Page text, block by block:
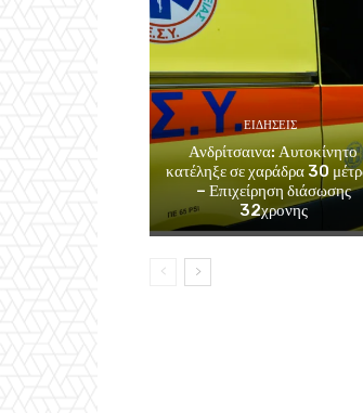
ΕΙΔΗΣΕΙΣ
Ανδρίτσαινα: Αυτοκίνητο
κατέληξε σε χαράδρα 30
– Επιχείρηση διάσωσης
32χρονης